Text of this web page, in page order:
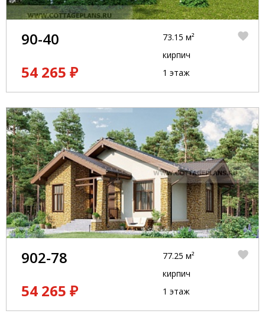
90-40
54 265 ₽
73.15 м²
кирпич
1 этаж
902-78
54 265 ₽
77.25 м²
кирпич
1 этаж